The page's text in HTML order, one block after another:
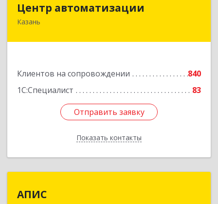
Центр автоматизации
Казань
Клиентов на сопровождении
840
1С:Специалист
83
Отправить заявку
Показать контакты
420133, Татарстан Респ, Казань г, Ямашева пр-
Отправить заявку
Назад
АПИС